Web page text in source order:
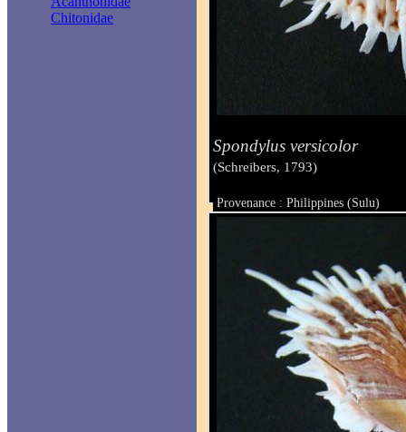
Chitonidae
Spondylus versicolor
(Schreibers, 1793)
Provenance : Philippines (Sulu)
Taille : 57 x 61.6 mm